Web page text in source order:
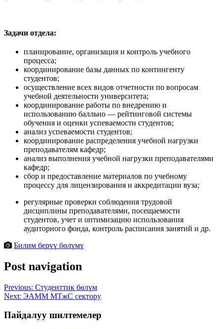
Задачи отдела:
планирование, организация и контроль учебного
процесса;
координирование базы данных по контингенту
студентов;
осуществление всех видов отчетности по вопросам
учебной деятельности университета;
координирование работы по внедрению и
использованию балльно — рейтинговой системы
обучения и оценки успеваемости студентов;
анализ успеваемости студентов;
координирование распределения учебной нагрузки
преподавателям кафедр;
анализ выполнения учебной нагрузки преподавателями
кафедр;
сбор и предоставление материалов по учебному
процессу для лицензирования и аккредитации вуза;
регулярные проверки соблюдения трудовой
дисциплины преподавателями, посещаемости
студентов, учет и оптимизацию использования
аудиторного фонда, контроль расписания занятий и др.
Билим берүү бөлүмү
Post navigation
Previous: Студенттик бөлүм
Next: ЭАММ МТжС сектору
Пайдалуу шилтемелер